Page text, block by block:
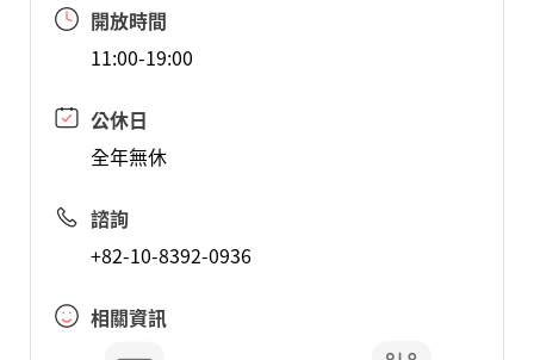
開放時間
11:00-19:00
公休日
全年無休
諮詢
+82-10-8392-0936
相關資訊